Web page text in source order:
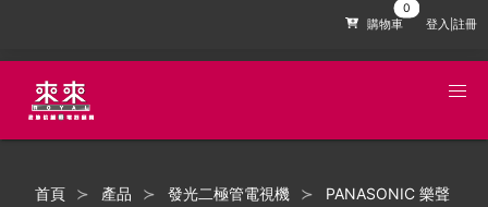
購物車 登入|註冊
首頁 產品 發光二極管電視機 PANASONIC 樂聲